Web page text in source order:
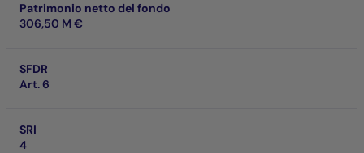
Patrimonio netto del fondo
306,50 M €
SFDR
Art. 6
SRI
4